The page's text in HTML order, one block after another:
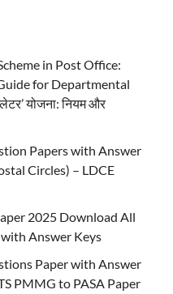
in Post Office:
for Departmental
योजना: नियम और
Papers with Answer
Circles) – LDCE
2025 Download All
Answer Keys
Paper with Answer
PMMG to PASA Paper